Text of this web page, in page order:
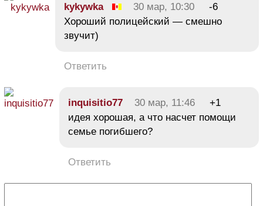
kykywka 30 мар, 10:30
-6
Хороший полицейский — смешно
звучит)
Ответить
іnquіsitіо77 30 мар, 11:46
+1
идея хорошая, а что насчет помощи
семье погибшего?
Ответить